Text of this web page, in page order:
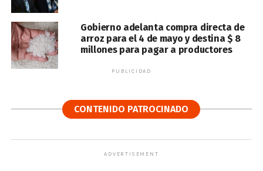
Gobierno adelanta compra directa de
arroz para el 4 de mayo y destina $ 8
millones para pagar a productores
PUBLICIDAD
CONTENIDO PATROCINADO
ADVERTISEMENT